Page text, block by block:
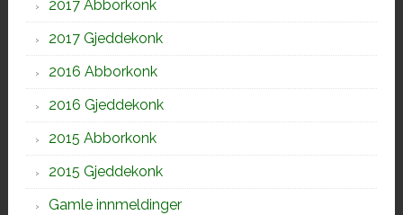
2017 Abborkonk
2017 Gjeddekonk
2016 Abborkonk
2016 Gjeddekonk
2015 Abborkonk
2015 Gjeddekonk
Gamle innmeldinger